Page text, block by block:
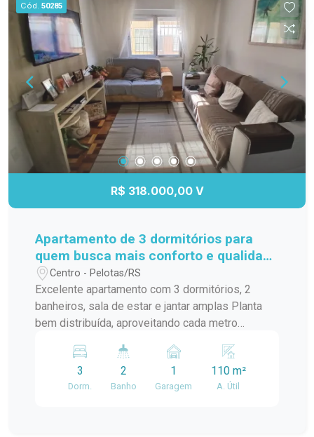
Cód. 50285
R$ 318.000,00 V
Apartamento de 3 dormitórios para
quem busca mais conforto e qualidade
de vida
Centro - Pelotas/RS
Excelente apartamento com 3 dormitórios, 2
banheiros, sala de estar e jantar amplas Planta
bem distribuída, aproveitando cada metro
naturalmente Cozinha funcional e pratica
Localizado em uma região estratégica,com
fácilacesso a comércios, escolas, transporte
3
Dorm.
2
Banho
1
Garagem
110 m²
A. Útil